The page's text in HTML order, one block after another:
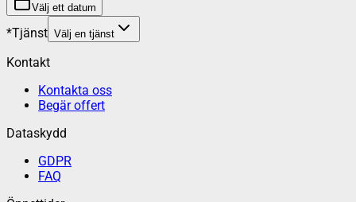
Välj ett datum
*Tjänst Välj en tjänst
Kontakt
Kontakta oss
Begär offert
Dataskydd
GDPR
FAQ